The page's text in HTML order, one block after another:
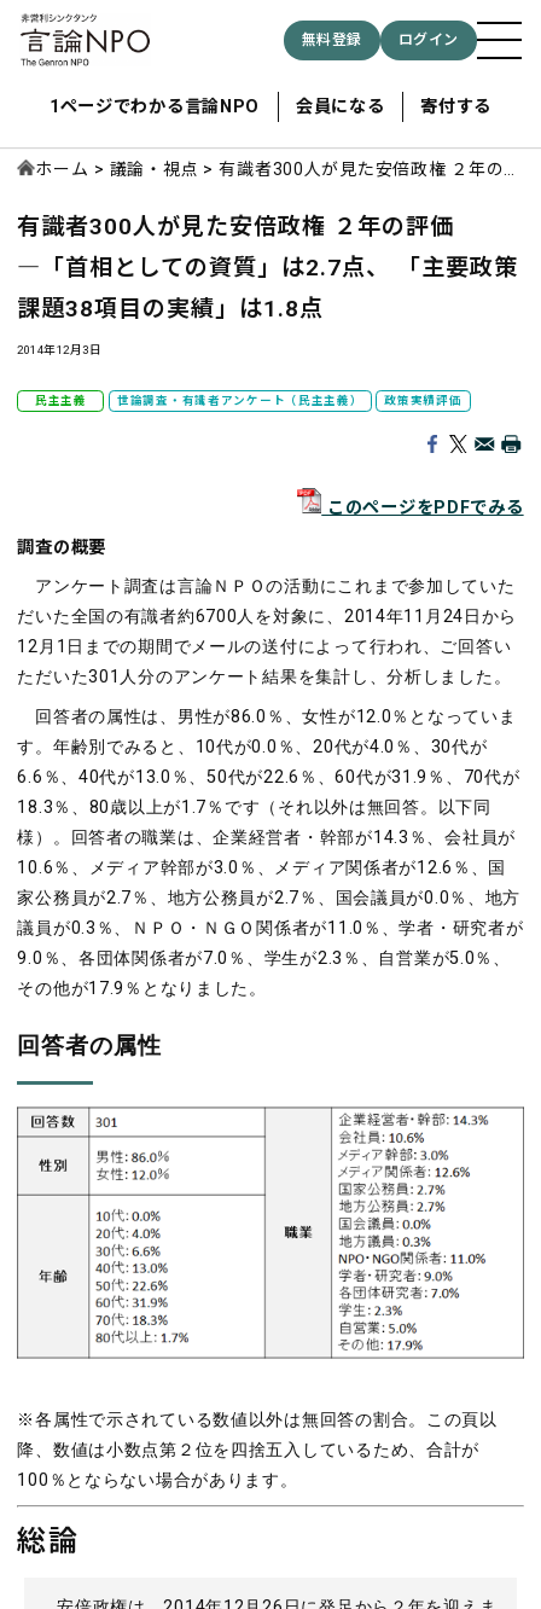
無料登録 ログイン
1ページでわかる言論NPO 会員になる 寄付する
ホーム 議論・視点
有識者300人が見た安倍政権 ２年の評
点、 「主要政策課題38項目の実績」
は1.8点
有識者300人が見た安倍政権 ２年の評価
―「首相としての資質」は2.7点、 「主要政策
課題38項目の実績」は1.8点
2014年12月3日
民主主義 世論調査・有識者アンケート（民主主義） 政策実績評価
このページをPDFでみる
調査の概要
アンケート調査は言論ＮＰＯの活動にこれまで参加していた
だいた全国の有識者約6700人を対象に、2014年11月24日から
12月1日までの期間でメールの送付によって行われ、ご回答い
ただいた301人分のアンケート結果を集計し、分析しました。
回答者の属性は、男性が86.0％、女性が12.0％となっていま
す。年齢別でみると、10代が0.0％、20代が4.0％、30代が
6.6％、40代が13.0％、50代が22.6％、60代が31.9％、70代が
18.3％、80歳以上が1.7％です（それ以外は無回答。以下同
様）。回答者の職業は、企業経営者・幹部が14.3％、会社員が
10.6％、メディア幹部が3.0％、メディア関係者が12.6％、国
家公務員が2.7％、地方公務員が2.7％、国会議員が0.0％、地方
議員が0.3％、ＮＰＯ・ＮＧＯ関係者が11.0％、学者・研究者が
9.0％、各団体関係者が7.0％、学生が2.3％、自営業が5.0％、
その他が17.9％となりました。
回答者の属性
※各属性で示されている数値以外は無回答の割合。この頁以
降、数値は小数点第２位を四捨五入しているため、合計が
100％とならない場合があります。
総論